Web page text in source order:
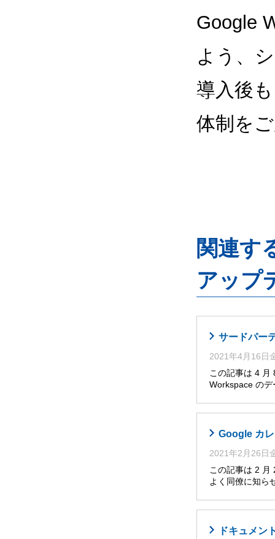
Google
よう、
導入後
体制を
関連す
アップ
サードパー
2021年4月16日
この記事は 4 月
Workspace の
Google カ
2021年2月26日
この記事は 2
よく同僚に知ら
ドキュメン